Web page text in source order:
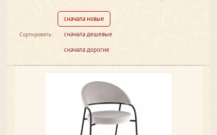
Сортировать:
сначала новые
сначала дешевые
сначала дорогие